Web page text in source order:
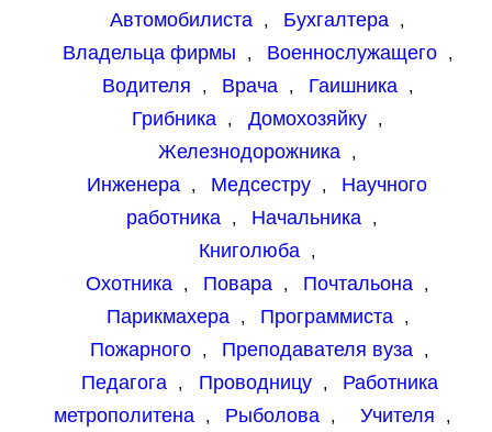
Автомобилиста , Бухгалтера ,
Владельца фирмы , Военнослужащего ,
Водителя , Врача , Гаишника ,
Грибника , Домохозяйку ,
Железнодорожника ,
Инженера , Медсестру ,
Научного
работника
, Начальника ,
Книголюба ,
Охотника , Повара , Почтальона ,
Парикмахера , Программиста ,
Пожарного , Преподавателя вуза ,
Педагога , Проводницу ,
Работника
метрополитена
, Рыболова , Учителя ,